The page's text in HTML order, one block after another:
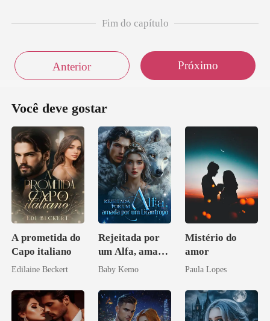
Fim do capítulo
Anterior Próximo
Você deve gostar
A prometida do
Capo italiano
Edilaine Beckert
Rejeitada por
um Alfa, amada
por um
Baby Kemo
Mistério do
amor
Paula Lopes